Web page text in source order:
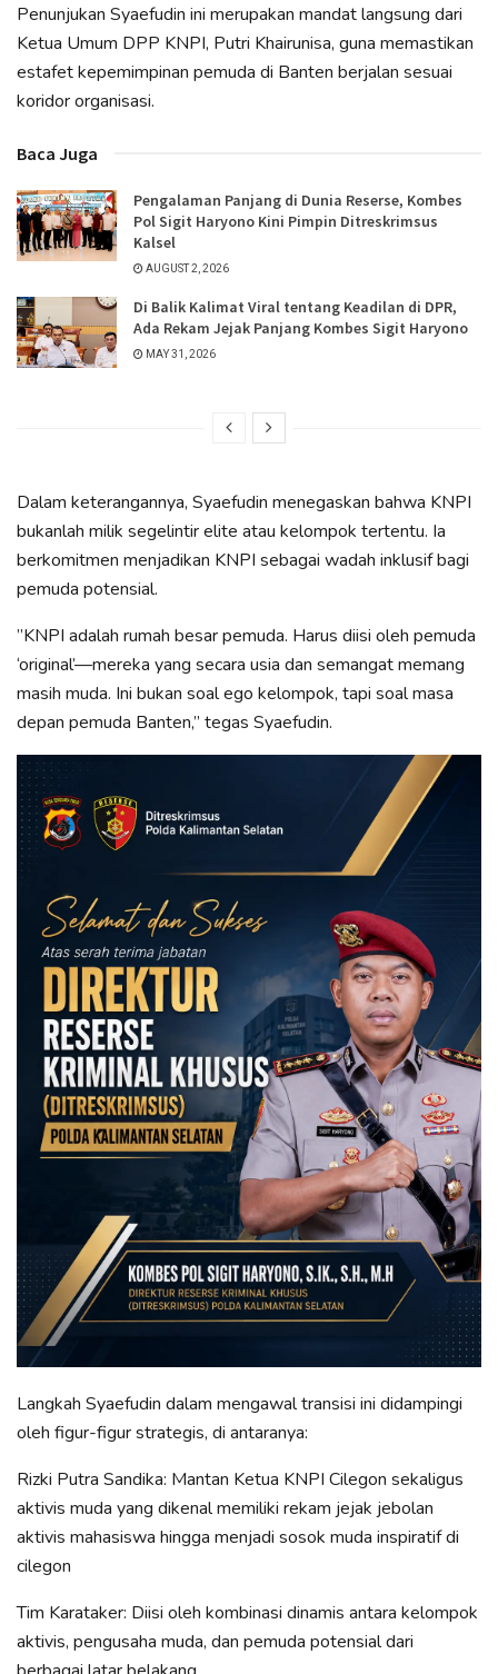
​Penunjukan Syaefudin ini merupakan mandat langsung dari
Ketua Umum DPP KNPI, Putri Khairunisa, guna memastikan
estafet kepemimpinan pemuda di Banten berjalan sesuai
koridor organisasi.
Baca Juga
Pengalaman Panjang di Dunia Reserse, Kombes
Pol Sigit Haryono Kini Pimpin Ditreskrimsus
Kalsel
AUGUST 2, 2026
Di Balik Kalimat Viral tentang Keadilan di DPR,
Ada Rekam Jejak Panjang Kombes Sigit Haryono
MAY 31, 2026
​Dalam keterangannya, Syaefudin menegaskan bahwa KNPI
bukanlah milik segelintir elite atau kelompok tertentu. Ia
berkomitmen menjadikan KNPI sebagai wadah inklusif bagi
pemuda potensial.
​”KNPI adalah rumah besar pemuda. Harus diisi oleh pemuda
‘original’—mereka yang secara usia dan semangat memang
masih muda. Ini bukan soal ego kelompok, tapi soal masa
depan pemuda Banten,” tegas Syaefudin.
​Langkah Syaefudin dalam mengawal transisi ini didampingi
oleh figur-figur strategis, di antaranya:
​Rizki Putra Sandika: Mantan Ketua KNPI Cilegon sekaligus
aktivis muda yang dikenal memiliki rekam jejak jebolan
aktivis mahasiswa hingga menjadi sosok muda inspiratif di
cilegon
​Tim Karataker: Diisi oleh kombinasi dinamis antara kelompok
aktivis, pengusaha muda, dan pemuda potensial dari